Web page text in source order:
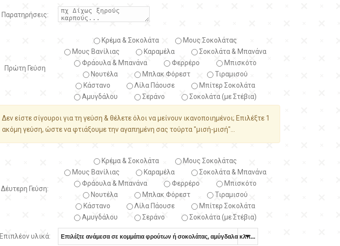
Παρατηρήσεις:
Πρώτη Γεύση
Κρέμα & Σοκολάτα
Μους Σοκολάτας
Μους Βανίλιας
Καραμέλα
Σοκολάτα & Μπανάνα
Φράουλα & Μπανάνα
Φερρέρο
Μπισκότο
Νουτέλα
Μπλακ Φόρεστ
Τιραμισού
Κάστανο
Λίλα Πάουσε
Μπίτερ Σοκολάτα
Αμυγδάλου
Σεράνο Σοκολάτα (με Στέβια)
Δεν είστε σίγουροι για τη γεύση & θέλετε όλοι να μείνουν ικανοποιημένοι; Επιλέξτε 1
ακόμη γεύση, ώστε να φτιάξουμε την αγαπημένη σας τούρτα "μισή-μισή"...
Δέυτερη Γεύση:
Κρέμα & Σοκολάτα
Μους Σοκολάτας
Μους Βανίλιας
Καραμέλα
Σοκολάτα & Μπανάνα
Φράουλα & Μπανάνα
Φερρέρο
Μπισκότο
Νουτέλα
Μπλακ Φόρεστ
Τιραμισού
Κάστανο
Λίλα Πάουσε
Μπίτερ Σοκολάτα
Αμυγδάλου
Σεράνο Σοκολάτα (με Στέβια)
Επιπλέον υλικά: